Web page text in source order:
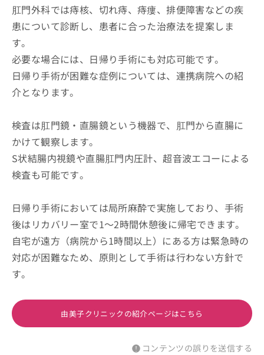
肛門外科では痔核、切れ痔、痔瘻、排便障害などの疾
患について診断し、患者に合った治療法を提案しま
す。
必要な場合には、日帰り手術にも対応可能です。
日帰り手術が困難な症例については、連携病院への紹
介となります。
検査は肛門鏡・直腸鏡という機器で、肛門から直腸に
かけて観察します。
S状結腸内視鏡や直腸肛門内圧計、超音波エコーによる
検査も可能です。
日帰り手術においては局所麻酔で実施しており、手術
後はリカバリー室で1～2時間休憩後に帰宅できます。
自宅が遠方（病院から1時間以上）にある方は緊急時の
対応が困難なため、原則として手術は行わない方針で
す。
由美子クリニックの紹介ページはこちら
コンテンツの誤りを送信する